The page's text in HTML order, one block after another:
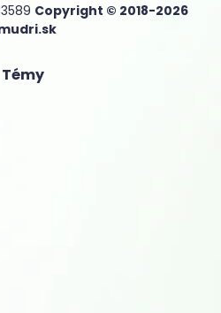
Copyright © 2018-2026
Témy